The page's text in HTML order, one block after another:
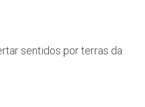
sentidos por terras da